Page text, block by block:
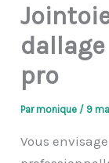
pro
Parmonique / 9
Vous